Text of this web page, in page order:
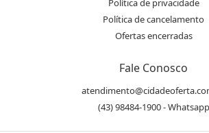
lock Transação Segura
Oferta no seu WhatsApp!
Política de privacidade
Política de cancelamento
Ofertas encerradas
Fale Conosco
(43) 98484-1900 - Whatsapp